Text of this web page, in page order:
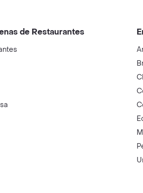
de Restaurantes